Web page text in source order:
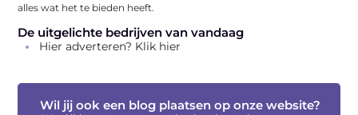
alles wat het te bieden heeft.
De uitgelichte bedrijven van vandaag
Hier adverteren? Klik hier
Wil jij ook een blog plaatsen op onze website?